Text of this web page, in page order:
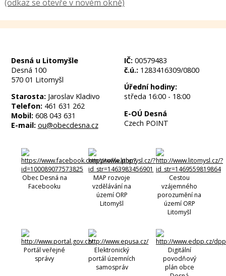
Desná u Litomyšle
Desná 100
570 01 Litomyšl
Starosta:Jaroslav Kladivo
Telefon:461 631 262
Mobil:608 043 631
E-mail: ou@obecdesna.cz
IČ:00579483
č.ú.:1283416309/0800
Úřední hodiny:
středa 16:00 - 18:00
E-OÚ Desná
Czech POINT
Obec Desná na
Facebooku
MAP rozvoje
vzdělávání na
území ORP
Litomyšl
Cestou
vzájemného
porozumění na
území ORP
Litomyšl
Portál veřejné
správy
Elektronický
portál územních
samospráv
Digitální
povodňový
plán obce